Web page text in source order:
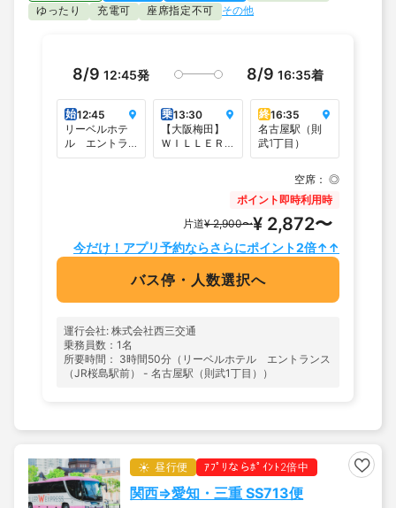
ゆったり
充電可 座席指定不可 その他
8/9 12:45発 8/9 16:35着
始12:45
リーベルホテ
ル エントラ
ンス（JR桜島
乗13:30
【大阪梅田】
ＷＩＬＬＥＲ
バスターミナ
終16:35
名古屋駅（則
武1丁目）
空席： ◎
ポイント即時利用時
片道¥ 2,900〜¥ 2,872〜
今だけ！アプリ予約ならさらにポイント2倍↑↑
バス停・人数選択へ
運行会社: 株式会社西三交通
乗務員数：1名
所要時間： 3時間50分（リーベルホテル エントランス
（JR桜島駅前） - 名古屋駅（則武1丁目））
昼行便 ｱﾌﾟﾘならﾎﾟｲﾝﾄ2倍中
関西⇒愛知・三重 SS713便